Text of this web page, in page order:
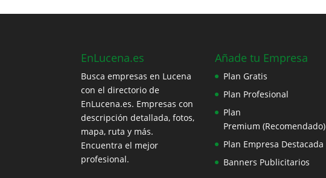
EnLucena.es
Busca empresas en Lucena
con el directorio de
EnLucena.es. Empresas con
descripción detallada, fotos,
mapa, ruta y más.
Encuentra el mejor
profesional.
Añade tu Empresa
Plan Gratis
Plan Profesional
Plan
Premium (Recomendado)
Plan Empresa Destacada
Banners Publicitarios